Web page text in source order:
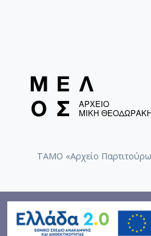
ΤΑΜΟ «Αρχείο